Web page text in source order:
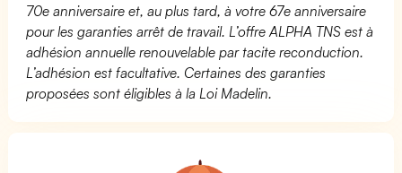
70e anniversaire et, au plus tard, à votre 67e anniversaire
pour les garanties arrêt de travail. L’offre ALPHA TNS est à
adhésion annuelle renouvelable par tacite reconduction.
L’adhésion est facultative. Certaines des garanties
proposées sont éligibles à la Loi Madelin.